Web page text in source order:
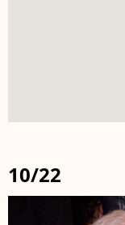
10/22